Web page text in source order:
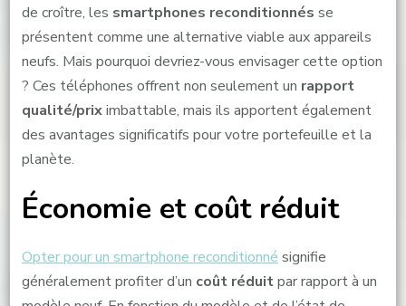
de croître, les smartphones reconditionnés se
présentent comme une alternative viable aux appareils
neufs. Mais pourquoi devriez-vous envisager cette option
? Ces téléphones offrent non seulement un rapport
qualité/priximbattable, mais ils apportent également
des avantages significatifs pour votre portefeuille et la
planète.
Économie et coût réduit
Opter pour un smartphone reconditionné signifie
généralement profiter d’un coût réduitpar rapport à un